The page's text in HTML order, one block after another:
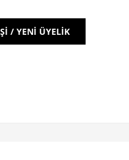
/ YENİ ÜYELİK